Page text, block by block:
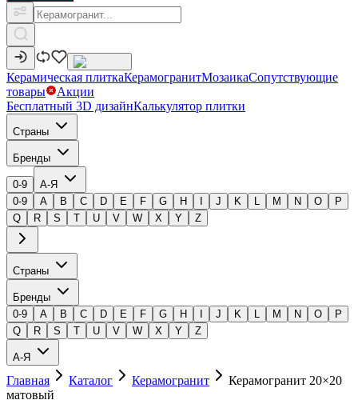
Керамическая плиткаКерамогранитМозаикаСопутствующие
товары
Акции
Бесплатный 3D дизайнКалькулятор плитки
Страны
Бренды
0-9
А-Я
0-9
A B C D E F G H J K L M N O
P
Q
R S T U V W X Y Z
Страны
Бренды
0-9
A B C D E F G H J K L M N O
P
Q
R S T U V W X Y Z
А-Я
Главная Каталог Керамогранит
Керамогранит 20×20
матовый